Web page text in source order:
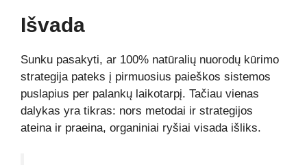
Išvada
Sunku pasakyti, ar 100% natūralių nuorodų kūrimo
strategija pateks į pirmuosius paieškos sistemos
puslapius per palankų laikotarpį. Tačiau vienas
dalykas yra tikras: nors metodai ir strategijos
ateina ir praeina, organiniai ryšiai visada išliks.